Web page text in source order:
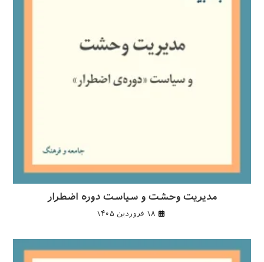
مدیریت وحشت و سیاست دوره اضطرار
۱۸ فروردین ۱۴۰۵